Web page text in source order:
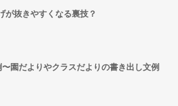
が抜きやすくなる裏技？
園だよりやクラスだよりの書き出し文例